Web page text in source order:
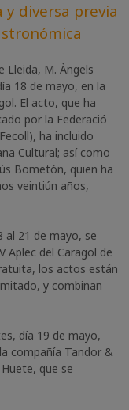
diversa previa
Lleida, M. Àngels
18 de mayo, en la
El acto, que ha
por la Federació
ha incluido
Cultural; así como
Bometón, quien ha
veintiún años,
al 21 de mayo, se
Aplec del Caragol de
los actos están
y combinan
día 19 de mayo,
compañía Tandor &
que se